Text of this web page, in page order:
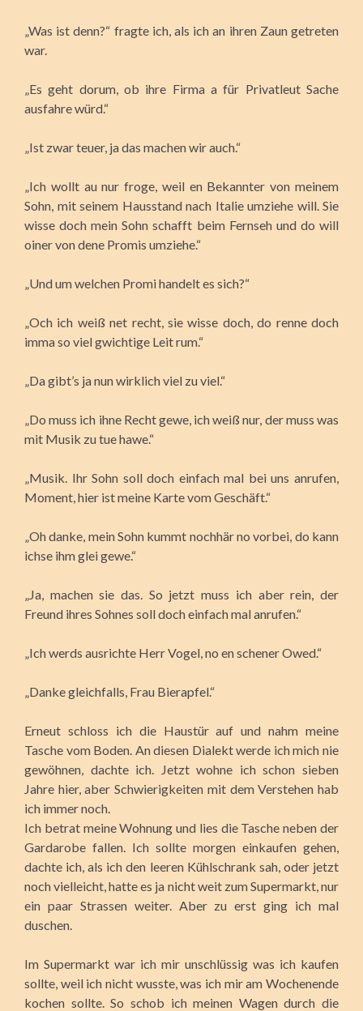
„Was ist denn?“ fragte ich, als ich an ihren Zaun getreten
war.
„Es geht dorum, ob ihre Firma a für Privatleut Sache
ausfahre würd.“
„Ist zwar teuer, ja das machen wir auch.“
„Ich wollt au nur froge, weil en Bekannter von meinem
Sohn, mit seinem Hausstand nach Italie umziehe will. Sie
wisse doch mein Sohn schafft beim Fernseh und do will
oiner von dene Promis umziehe.“
„Und um welchen Promi handelt es sich?“
„Och ich weiß net recht, sie wisse doch, do renne doch
imma so viel gwichtige Leit rum.“
„Da gibt’s ja nun wirklich viel zu viel.“
„Do muss ich ihne Recht gewe, ich weiß nur, der muss was
mit Musik zu tue hawe.“
„Musik. Ihr Sohn soll doch einfach mal bei uns anrufen,
Moment, hier ist meine Karte vom Geschäft.“
„Oh danke, mein Sohn kummt nochhär no vorbei, do kann
ichse ihm glei gewe.“
„Ja, machen sie das. So jetzt muss ich aber rein, der
Freund ihres Sohnes soll doch einfach mal anrufen.“
„Ich werds ausrichte Herr Vogel, no en schener Owed.“
„Danke gleichfalls, Frau Bierapfel.“
Erneut schloss ich die Haustür auf und nahm meine
Tasche vom Boden. An diesen Dialekt werde ich mich nie
gewöhnen, dachte ich. Jetzt wohne ich schon sieben
Jahre hier, aber Schwierigkeiten mit dem Verstehen hab
ich immer noch.
Ich betrat meine Wohnung und lies die Tasche neben der
Gardarobe fallen. Ich sollte morgen einkaufen gehen,
dachte ich, als ich den leeren Kühlschrank sah, oder jetzt
noch vielleicht, hatte es ja nicht weit zum Supermarkt, nur
ein paar Strassen weiter. Aber zu erst ging ich mal
duschen.
Im Supermarkt war ich mir unschlüssig was ich kaufen
sollte, weil ich nicht wusste, was ich mir am Wochenende
kochen sollte. So schob ich meinen Wagen durch die